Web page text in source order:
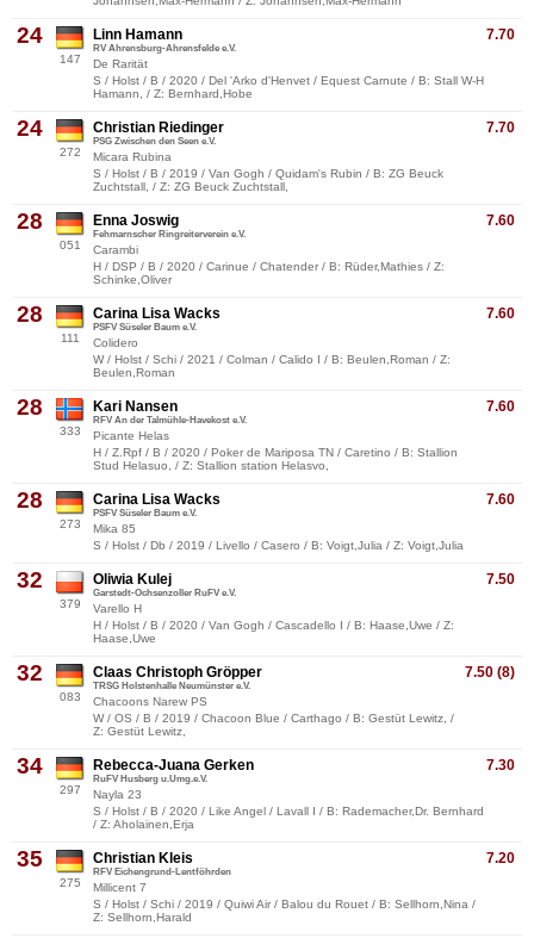
24
147
7.70
Linn Hamann
RV Ahrensburg-Ahrensfelde e.V.
De Rarität
S / Holst / B / 2020 / Del 'Arko d'Henvet / Equest Carnute / B: Stall W-H
Hamann, / Z: Bernhard,Hobe
24
272
7.70
Christian Riedinger
PSG Zwischen den Seen e.V.
Micara Rubina
S / Holst / B / 2019 / Van Gogh / Quidam's Rubin / B: ZG Beuck
Zuchtstall, / Z: ZG Beuck Zuchtstall,
28
051
7.60
Enna Joswig
Fehmarnscher Ringreiterverein e.V.
Carambi
H / DSP / B / 2020 / Carinue / Chatender / B: Rüder,Mathies / Z:
Schinke,Oliver
28
111
7.60
Carina Lisa Wacks
PSFV Süseler Baum e.V.
Colidero
W / Holst / Schi / 2021 / Colman / Calido I / B: Beulen,Roman / Z:
Beulen,Roman
28
333
7.60
Kari Nansen
RFV An der Talmühle-Havekost e.V.
Picante Helas
H / Z.Rpf / B / 2020 / Poker de Mariposa TN / Caretino / B: Stallion
Stud Helasuo, / Z: Stallion station Helasvo,
28
273
7.60
Carina Lisa Wacks
PSFV Süseler Baum e.V.
Mika 85
S / Holst / Db / 2019 / Livello / Casero / B: Voigt,Julia / Z: Voigt,Julia
32
379
7.50
Oliwia Kulej
Garstedt-Ochsenzoller RuFV e.V.
Varello H
H / Holst / B / 2020 / Van Gogh / Cascadello I / B: Haase,Uwe / Z:
Haase,Uwe
32
083
7.50 (8)
Claas Christoph Gröpper
TRSG Holstenhalle Neumünster e.V.
Chacoons Narew PS
W / OS / B / 2019 / Chacoon Blue / Carthago / B: Gestüt Lewitz, /
Z: Gestüt Lewitz,
34
297
7.30
Rebecca-Juana Gerken
RuFV Husberg u.Umg.e.V.
Nayla 23
S / Holst / B / 2020 / Like Angel / Lavall I / B: Rademacher,Dr. Bernhard
/ Z: Aholainen,Erja
35
275
7.20
Christian Kleis
RFV Eichengrund-Lentföhrden
Millicent 7
S / Holst / Schi / 2019 / Quiwi Air / Balou du Rouet / B: Sellhorn,Nina /
Z: Sellhorn,Harald